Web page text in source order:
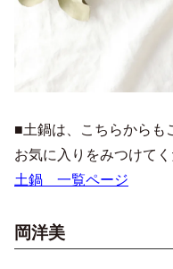
■土鍋は、こちらからも
お気に入りをみつけてく
土鍋 一覧ページ
岡洋美